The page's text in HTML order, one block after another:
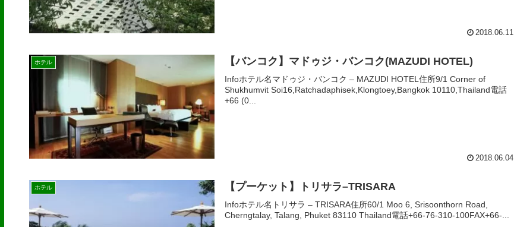
2018.06.11
ホテル 【バンコク】マドゥジ・バンコク(MAZUDI HOTEL)
Infoホテル名マドゥジ・バンコク – MAZUDI HOTEL住所9/1 Corner of
Shukhumvit Soi16,Ratchadaphisek,Klongtoey,Bangkok 10110,Thailand電話
+66 (0...
2018.06.04
ホテル 【プーケット】トリサラ–TRISARA
Infoホテル名トリサラ – TRISARA住所60/1 Moo 6, Srisoonthorn Road,
Cherngtalay, Talang, Phuket 83110 Thailand電話+66-76-310-100FAX+66-...